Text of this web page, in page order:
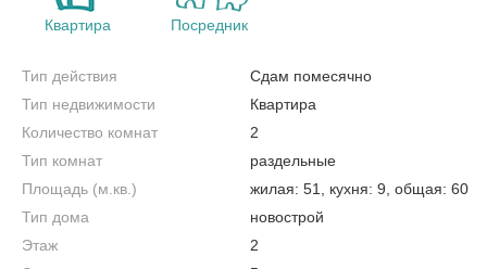
Квартира Посредник
Тип действия
Сдам помесячно
Тип недвижимости
Квартира
Количество комнат
2
Тип комнат
раздельные
Площадь (м.кв.)
жилая: 51, кухня: 9, общая: 60
Тип дома
новострой
Этаж
2